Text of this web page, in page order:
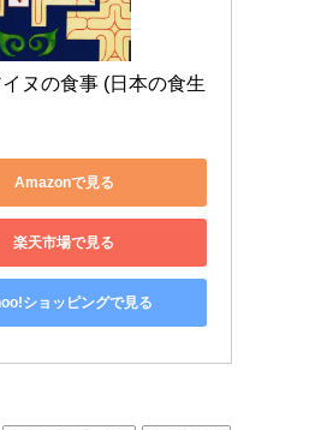
ヌの食事 (日本の食生
Amazonで見る
楽天市場で見る
ショッピングで見る